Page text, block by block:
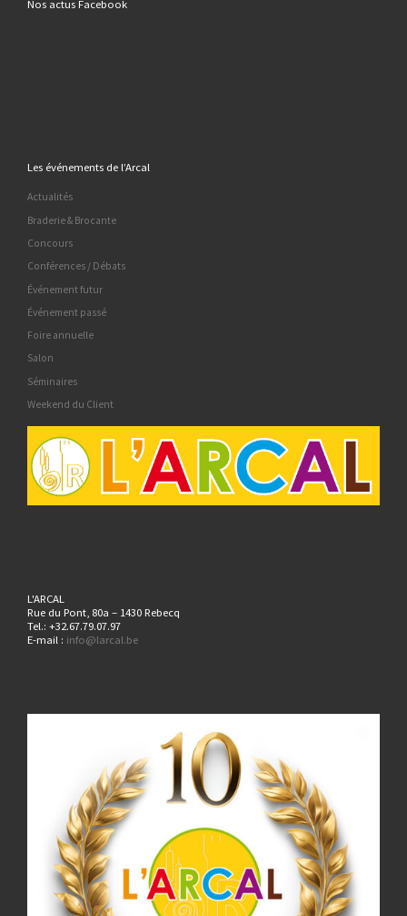
Nos actus Facebook
Les événements de l’Arcal
Actualités
Braderie & Brocante
Concours
Conférences / Débats
Événement futur
Événement passé
Foire annuelle
Salon
Séminaires
Weekend du Client
L'ARCAL
Rue du Pont, 80a – 1430 Rebecq
Tel.: +32.67.79.07.97
E-mail : info@larcal.be